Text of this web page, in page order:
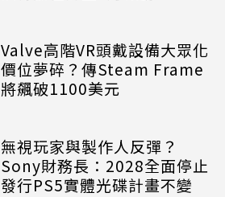
Valve高階VR頭戴設備大眾化
價位夢碎？傳Steam Frame
將飆破1100美元
無視玩家與製作人反彈？
Sony財務長：2028全面停止
發行PS5實體光碟計畫不變